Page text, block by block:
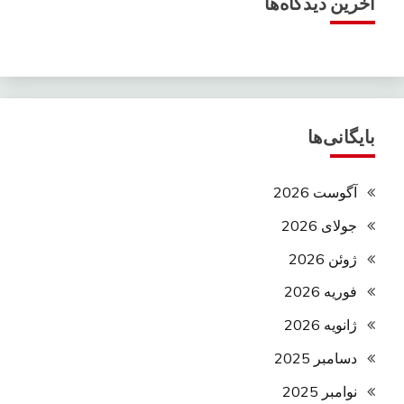
بایگانی‌ها
آگوست 2026
جولای 2026
ژوئن 2026
فوریه 2026
ژانویه 2026
دسامبر 2025
نوامبر 2025